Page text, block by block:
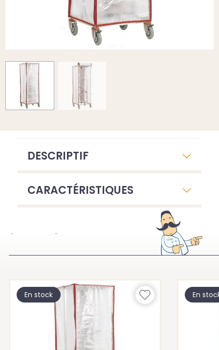
DESCRIPTIF
CARACTÉRISTIQUES
En stock En